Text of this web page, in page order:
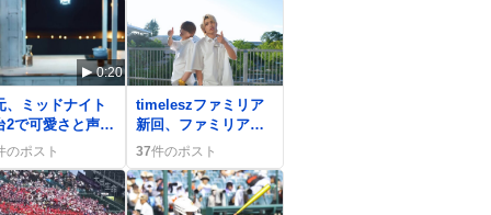
0:20
、ミッドナイト
2で可愛さと声で
り上がり「仏で
称賛の声続出
のポスト
timeleszファミリア
新回、ファミリアチ
ェンジが話題に「め
っちゃ楽しみ」
37件のポスト